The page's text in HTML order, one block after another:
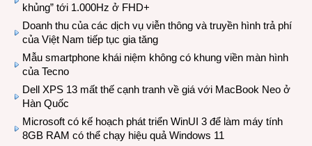
khủng” tới 1.000Hz ở FHD+
Doanh thu của các dịch vụ viễn thông và truyền hình trả phí
của Việt Nam tiếp tục gia tăng
Mẫu smartphone khái niệm không có khung viền màn hình
của Tecno
Dell XPS 13 mất thế cạnh tranh về giá với MacBook Neo ở
Hàn Quốc
Microsoft có kế hoạch phát triển WinUI 3 để làm máy tính
8GB RAM có thể chạy hiệu quả Windows 11